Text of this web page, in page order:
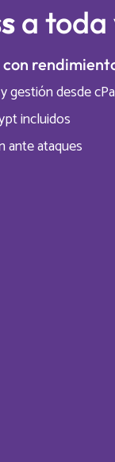
a toda
con
gestión desde
incluidos
ante ataques